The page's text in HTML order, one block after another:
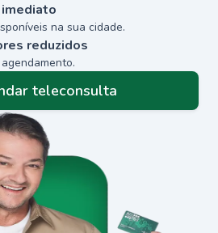
na sua cidade.
reduzidos
teleconsulta